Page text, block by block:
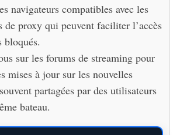
navigateurs compatibles avec les
de proxy qui peuvent faciliter l’accès
bloqués.
sur les forums de streaming pour
mises à jour sur les nouvelles
partagées par des utilisateurs
bateau.